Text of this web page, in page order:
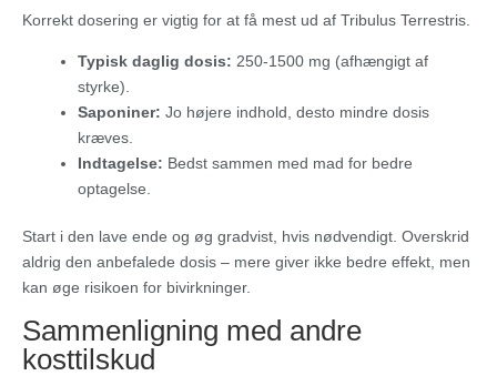
Korrekt dosering er vigtig for at få mest ud af Tribulus Terrestris.
Typisk daglig dosis: 250-1500 mg (afhængigt af
styrke).
Saponiner: Jo højere indhold, desto mindre dosis
kræves.
Indtagelse: Bedst sammen med mad for bedre
optagelse.
Start i den lave ende og øg gradvist, hvis nødvendigt. Overskrid
aldrig den anbefalede dosis – mere giver ikke bedre effekt, men
kan øge risikoen for bivirkninger.
Sammenligning med andre
kosttilskud